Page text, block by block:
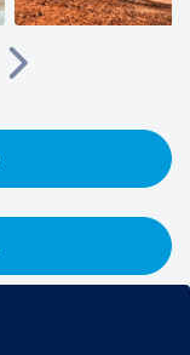
Próximo